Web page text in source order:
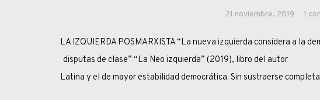
21 noviembre, 2019 1
LA IZQUIERDA POSMARXISTA “La nueva izquierda considera a la
disputas de clase” “La Neo izquierda” (2019), libro del
Latina y el de mayor estabilidad democrática. Sin sustraerse